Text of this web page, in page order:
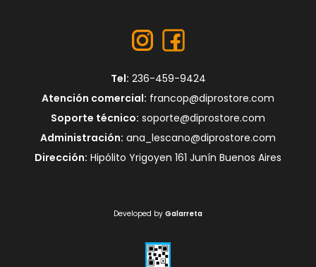
Tel: 236-459-9424
Atención comercial: francop@diprostore.com
Soporte técnico: soporte@diprostore.com
Administración: ana_lescano@diprostore.com
Dirección: Hipólito Yrigoyen 161 Junín Buenos Aires
Developed by Galarreta